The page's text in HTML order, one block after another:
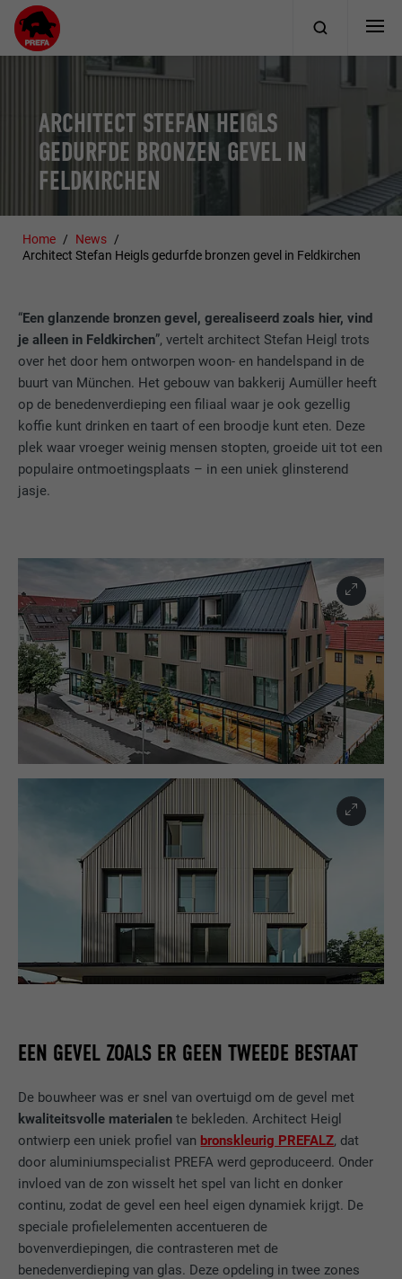
ARCHITECT STEFAN HEIGLS
GEDURFDE BRONZEN GEVEL IN
FELDKIRCHEN
Home
News
Architect Stefan Heigls gedurfde bronzen gevel in Feldkirchen
“Een glanzende bronzen gevel, gerealiseerd zoals hier, vind
je alleen in Feldkirchen”, vertelt architect Stefan Heigl trots
over het door hem ontworpen woon- en handelspand in de
buurt van München. Het gebouw van bakkerij Aumüller heeft
op de benedenverdieping een filiaal waar je ook gezellig
koffie kunt drinken en taart of een broodje kunt eten. Deze
plek waar vroeger weinig mensen stopten, groeide uit tot een
populaire ontmoetingsplaats – in een uniek glinsterend
jasje.
EEN GEVEL ZOALS ER GEEN TWEEDE BESTAAT
De bouwheer was er snel van overtuigd om de gevel met
kwaliteitsvolle materialen te bekleden. Architect Heigl
ontwierp een uniek profiel van bronskleurig PREFALZ, dat
door aluminiumspecialist PREFA werd geproduceerd. Onder
invloed van de zon wisselt het spel van licht en donker
continu, zodat de gevel een heel eigen dynamiek krijgt. De
speciale profielelementen accentueren de
bovenverdiepingen, die contrasteren met de
benedenverdieping van glas. Deze opdeling in twee zones